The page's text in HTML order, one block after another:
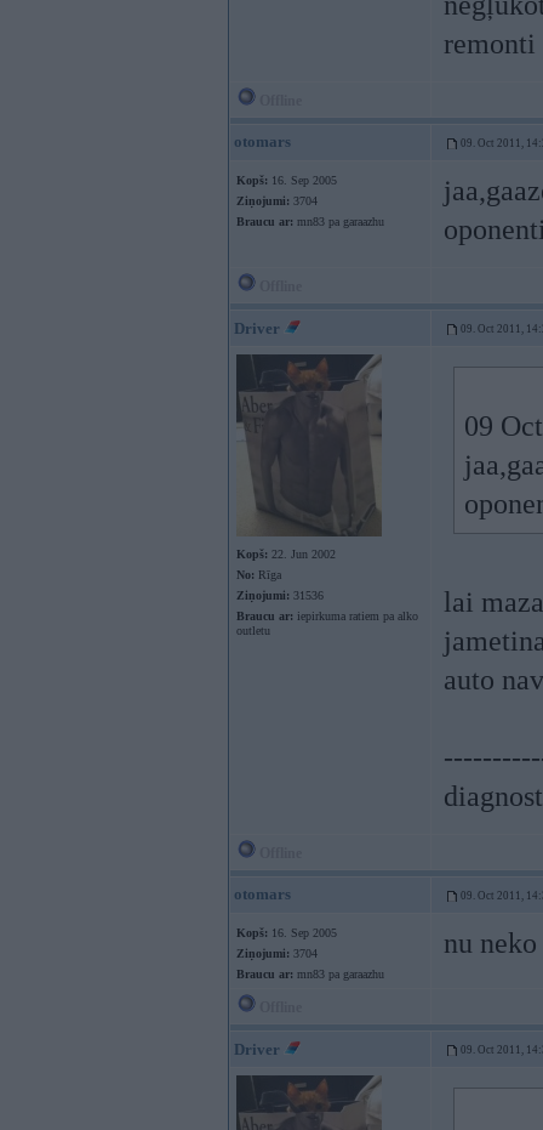
remonti
otomars 09. Oct 2011,
Kopš: 16. Sep 2005
Ziņojumi: 3704
Braucu ar: mn83 pa garaazhu
Driver 09. Oct 2011,
Kopš: 22. Jun 2002
No: Rīga
Ziņojumi: 31536
Braucu ar: iepirkuma ratiem pa alko
outletu
09
lai
auto
otomars 09. Oct 2011,
Kopš: 16. Sep 2005
Ziņojumi: 3704
Braucu ar: mn83 pa garaazhu
nu
Driver 09. Oct 2011,